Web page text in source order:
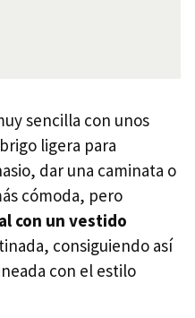
sencilla con unos
ligera para
dar una caminata o
cómoda, pero
con un vestido
consiguiendo así
con el estilo